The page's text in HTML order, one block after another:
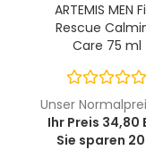
ARTEMIS MEN
Rescue
Care 75 ml
Unser
Ihr Preis 34,80
Sie sparen